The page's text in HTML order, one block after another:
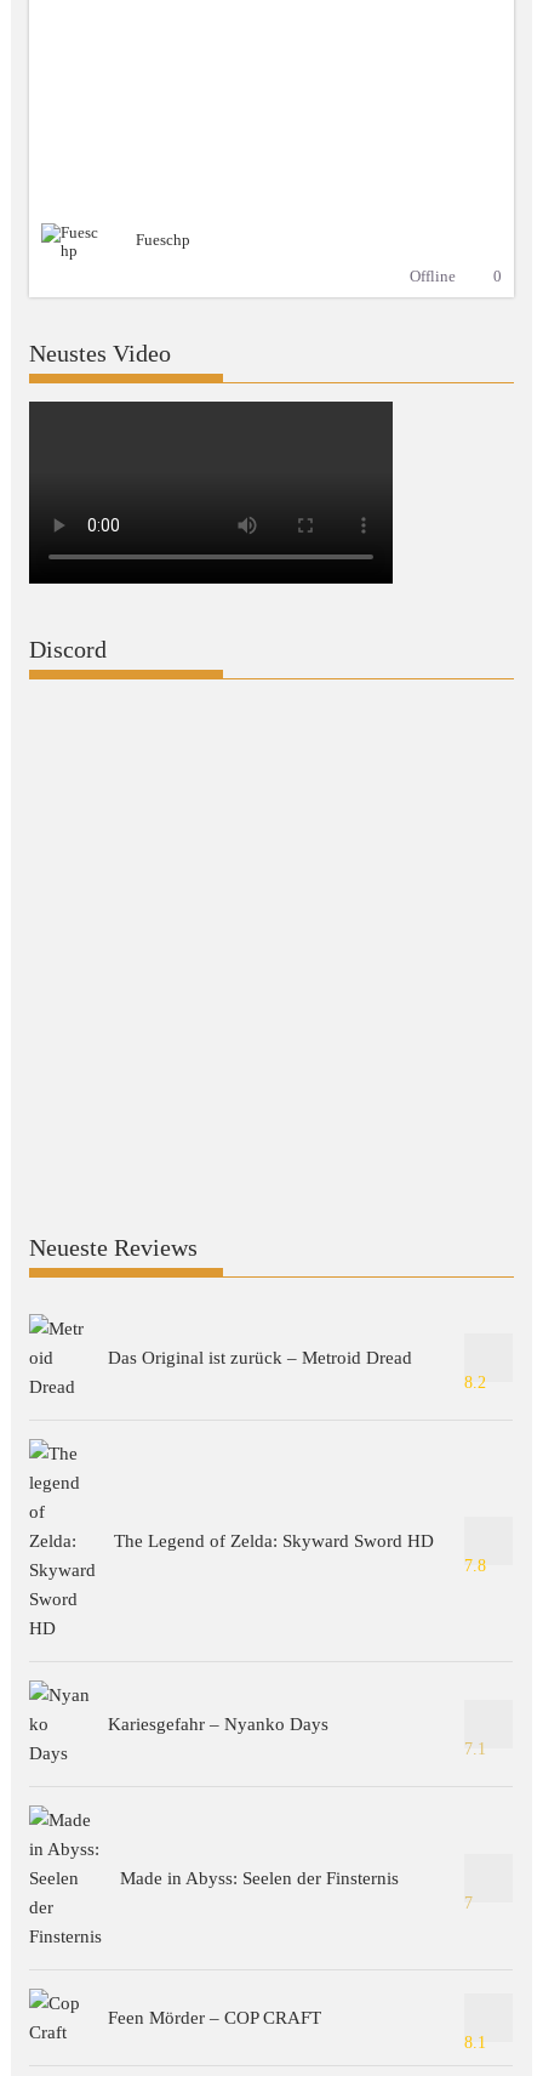
Fueschp
Offline
0
Neustes Video
Discord
Neueste Reviews
Das Original ist zurück – Metroid Dread
8.2
The Legend of Zelda: Skyward Sword HD
7.8
Kariesgefahr – Nyanko Days
7.1
Made in Abyss: Seelen der Finsternis
7
Feen Mörder – COP CRAFT
8.1